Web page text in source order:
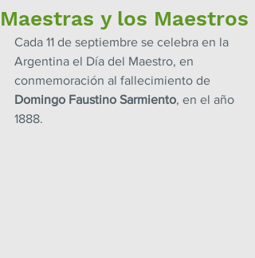
Maestras y los Maestros
Cada 11 de septiembre se celebra en la
Argentina el Día del Maestro, en
conmemoración al fallecimiento de
Domingo Faustino Sarmiento, en el año
1888.